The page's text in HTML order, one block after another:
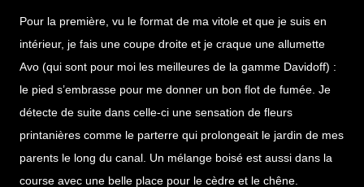
Pour la première, vu le format de ma vitole et que je suis en
intérieur, je fais une coupe droite et je craque une allumette
Avo (qui sont pour moi les meilleures de la gamme Davidoff) :
le pied s’embrasse pour me donner un bon flot de fumée. Je
détecte de suite dans celle-ci une sensation de fleurs
printanières comme le parterre qui prolongeait le jardin de mes
parents le long du canal. Un mélange boisé est aussi dans la
course avec une belle place pour le cèdre et le chêne.